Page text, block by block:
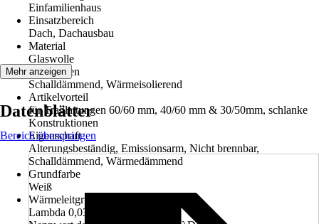
Einfamilienhaus
Einsatzbereich
Dach, Dachausbau
Material
Glaswolle
Funktionen
Schalldämmend, Wärmeisolierend
Artikelvorteil
für Traglattungen 60/60 mm, 40/60 mm & 30/50mm, schlanke
Konstruktionen
Eigenschaft
Alterungsbeständig, Emissionsarm, Nicht brennbar,
Schalldämmend, Wärmedämmend
Grundfarbe
Weiß
Wärmeleitgruppe
Lambda 0,031
Mehr anzeigen
Datenblätter
Bereich überspringen